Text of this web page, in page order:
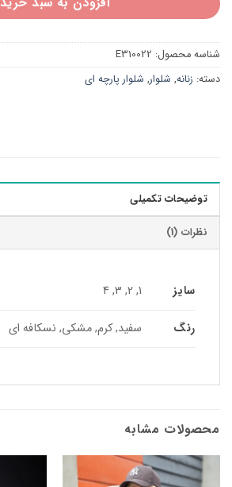
شناسه محصول: E310022
دسته: زنانه, شلوار, شلوار پارچه ای
توضیحات تکمیلی
نظرات (1)
سایز 1, 2, 3, 4
رنگ سفید, کرم, مشکی, نسکافه ای
محصولات مشابه